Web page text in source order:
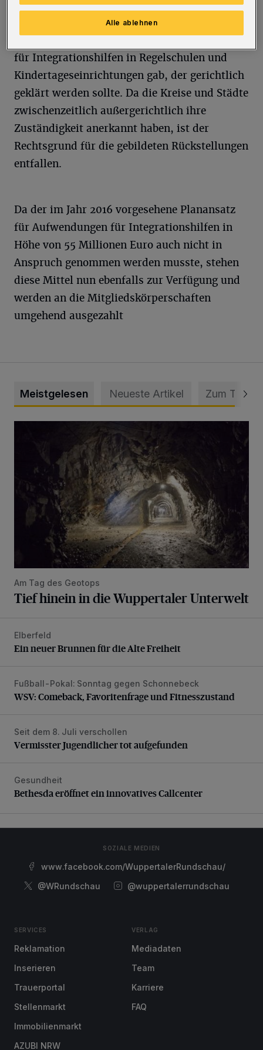
bilden musste, weil es in der kommunalen
Familie einen Dissenz hinsichtlich der
Zuständigkeit für die Übernahme der Kosten
für Integrationshilfen in Regelschulen und
Kindertageseinrichtungen gab, der gerichtlich
geklärt werden sollte. Da die Kreise und Städte
zwischenzeitlich außergerichtlich ihre
Zuständigkeit anerkannt haben, ist der
Rechtsgrund für die gebildeten Rückstellungen
entfallen.
Da der im Jahr 2016 vorgesehene Planansatz
für Aufwendungen für Integrationshilfen in
Höhe von 55 Millionen Euro auch nicht in
Anspruch genommen werden musste, stehen
diese Mittel nun ebenfalls zur Verfügung und
werden an die Mitgliedskörperschaften
umgehend ausgezahlt
Meistgelesen Neueste Artikel Zum Thema
Am Tag des Geotops
Tief hinein in die Wuppertaler Unterwelt
Ein neuer Brunnen für die Alte Freiheit
Elberfeld
Ein neuer Brunnen für die Alte Freiheit
WSV: Comeback, Favoritenfrage und Fitnesszustand
Fußball-Pokal: Sonntag gegen Schonnebeck
WSV: Comeback, Favoritenfrage und Fitnesszustand
Vermisster Jugendlicher tot aufgefunden
Seit dem 8. Juli verschollen
Vermisster Jugendlicher tot aufgefunden
Bethesda eröffnet ein innovatives Callcenter
Gesundheit
Bethesda eröffnet ein innovatives Callcenter
SOZIALE MEDIEN
www.facebook.com/WuppertalerRundschau/
@WRundschau
@wuppertalerrundschau
SERVICES
Reklamation
Inserieren
Trauerportal
Stellenmarkt
Immobilienmarkt
AZUBI NRW
VERLAG
Mediadaten
Team
Karriere
FAQ
Alle ablehnen